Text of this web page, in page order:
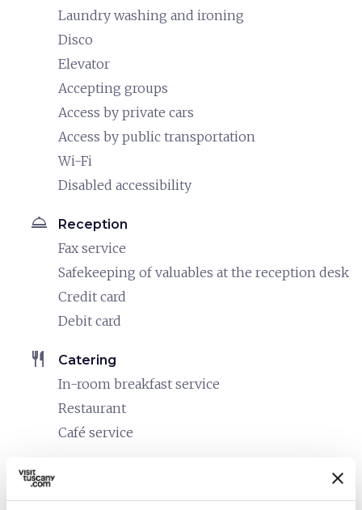
Laundry washing and ironing
Disco
Elevator
Accepting groups
Access by private cars
Access by public transportation
Wi-Fi
Disabled accessibility
room_service Reception
Fax service
Safekeeping of valuables at the reception desk
Credit card
Debit card
restaurant Catering
In-room breakfast service
Restaurant
Café service
bed